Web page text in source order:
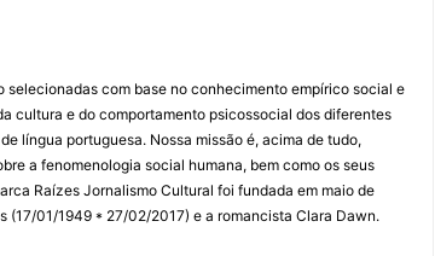
selecionadas com base no conhecimento empírico social e
cultura e do comportamento psicossocial dos diferentes
língua portuguesa. Nossa missão é, acima de tudo,
a fenomenologia social humana, bem como os seus
Raízes Jornalismo Cultural foi fundada em maio de
(17/01/1949 * 27/02/2017) e a romancista Clara Dawn.